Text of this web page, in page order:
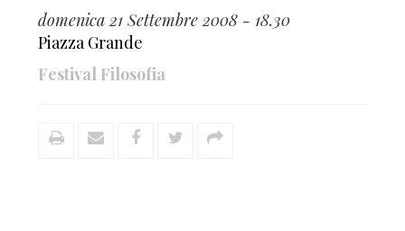
domenica 21 Settembre 2008 - 18.30
Piazza Grande
Festival Filosofia